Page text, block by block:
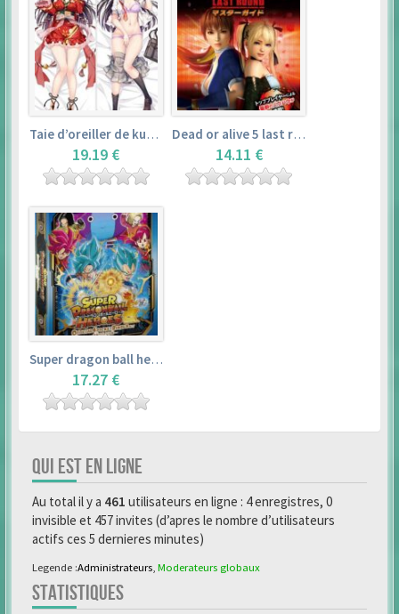
Taie d’oreiller de kurosawa dia (160x50cm) – love live! sunshine!!
19.19 €
Dead or alive 5 last round master guide
14.11 €
Super dragon ball heroes : official 4 pocket binder set
17.27 €
QUI EST EN LIGNE
Au total il y a 461 utilisateurs en ligne : 4 enregistres, 0
invisible et 457 invites (d’apres le nombre d’utilisateurs
actifs ces 5 dernieres minutes)
Legende :Administrateurs Moderateurs globaux
STATISTIQUES